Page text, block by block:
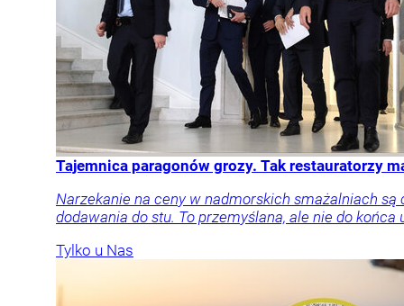
Tajemnica paragonów grozy. Tak restauratorzy
Narzekanie na ceny w nadmorskich smażalniach
dodawania do stu. To przemyślana, ale nie do
Tylko u Nas